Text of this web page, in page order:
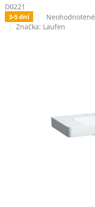
D0221
3-5 dní
Priemerné
hodnotenie
Neohodnotené
Značka: Laufen